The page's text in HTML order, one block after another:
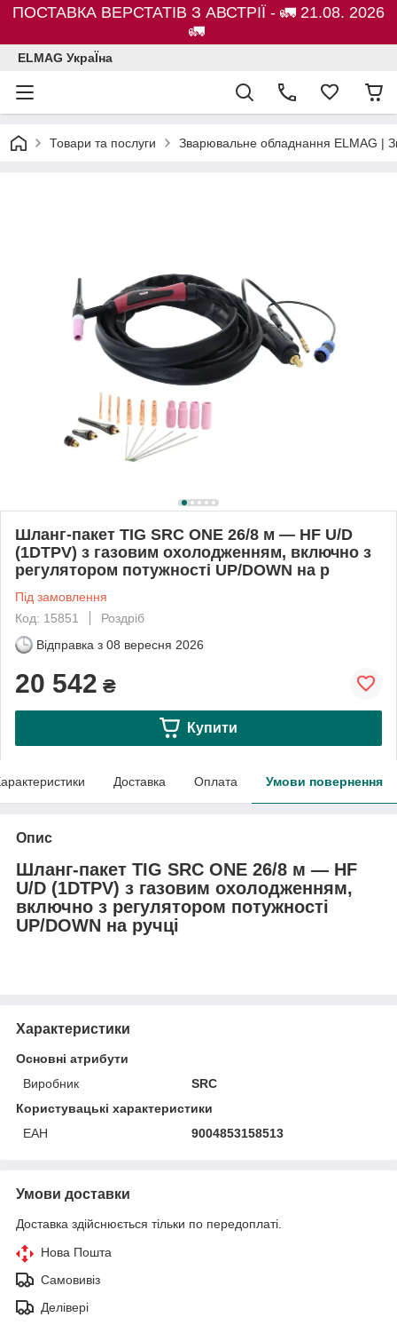
ПОСТАВКА ВЕРСТАТІВ З АВСТРІЇ - 🚛 21.08. 2026
🚛
ELMAG УкраЇна
Товари та послуги Зварювальне обладнання ELMAG |
Шланг-пакет TIG SRC ONE 26/8 м — HF U/D
(1DTPV) з газовим охолодженням, включно з
регулятором потужності UP/DOWN на р
Під замовлення
Код: 15851
Роздріб
Відправка з 08 вересня 2026
20 542 ₴
Купити
Доставка Оплата Умови повернення
Опис
Шланг-пакет TIG SRC ONE 26/8 м — HF
U/D (1DTPV) з газовим охолодженням,
включно з регулятором потужності
UP/DOWN на ручці
Характеристики
Основні атрибути
Виробник
SRC
Користувацькі характеристики
ЕАН
9004853158513
Умови доставки
Доставка здійснюється тільки по передоплаті.
Нова Пошта
Самовивіз
Делівері